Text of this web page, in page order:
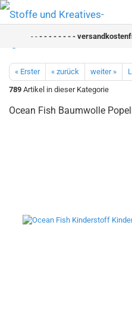
- - - - - - - -
« Erster « zurück weiter »
789 Artikel in dieser Kategorie
Ocean Fish Baumwolle